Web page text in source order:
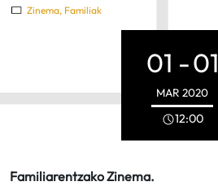
Zinema, Familiak
01 -01
MAR 2020
12:00
Familiarentzako Zinema.